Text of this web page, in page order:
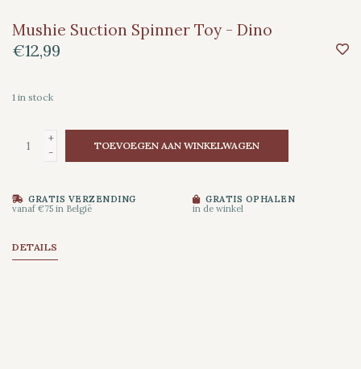
Mushie Suction Spinner Toy - Dino
€12,99
1 in stock
+
-
TOEVOEGEN AAN WINKELWAGEN
GRATIS VERZENDING
vanaf €75 in België
GRATIS OPHALEN
in de winkel
DETAILS